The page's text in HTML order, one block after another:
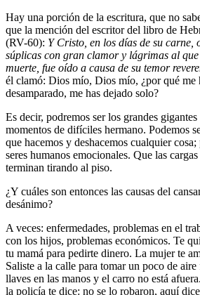
Hay una porción de la escritura, que no
que la mención del escritor del libro de
(RV-60): Y Cristo, en los días de su carne,
súplicas con gran clamor y lágrimas al
muerte, fue oído a causa de su temor
él clamó: Dios mío, Dios mío, ¿por qué me
desamparado, me has dejado solo?
Es decir, podremos ser los grandes
momentos de difíciles hermano. Podemos
que hacemos y deshacemos cualquier
seres humanos emocionales. Que las
terminan tirando al piso.
¿Y cuáles son entonces las causas del
desánimo?
A veces: enfermedades, problemas en el
con los hijos, problemas económicos. Te
tu mamá para pedirte dinero. La mujer te
Saliste a la calle para tomar un poco de
llaves en las manos y el carro no está
la policía te dice: no se lo robaron, aquí